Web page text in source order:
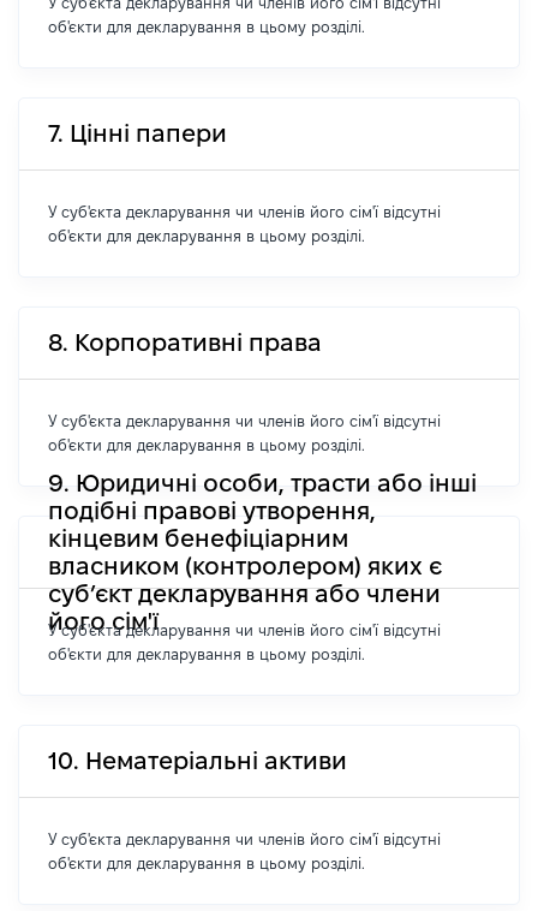
об'єкти для декларування в цьому розділі.
7. Цінні папери
У суб'єкта декларування чи членів його сім'ї відсутні
об'єкти для декларування в цьому розділі.
8. Корпоративні права
У суб'єкта декларування чи членів його сім'ї відсутні
об'єкти для декларування в цьому розділі.
9. Юридичні особи, трасти або інші
подібні правові утворення,
кінцевим бенефіціарним
власником (контролером) яких є
суб’єкт декларування або члени
його сім'ї
У суб'єкта декларування чи членів його сім'ї відсутні
об'єкти для декларування в цьому розділі.
10. Нематеріальні активи
У суб'єкта декларування чи членів його сім'ї відсутні
об'єкти для декларування в цьому розділі.